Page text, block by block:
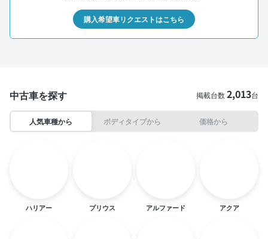
購入希望車リクエストはこちら
中古車を探す 掲載台数2,013台
人気車種から ボディタイプから 価格から
ハリアー プリウス アルファード アクア